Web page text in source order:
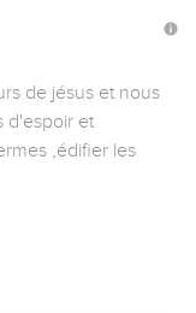
de jésus et nous
d'espoir et
,édifier les